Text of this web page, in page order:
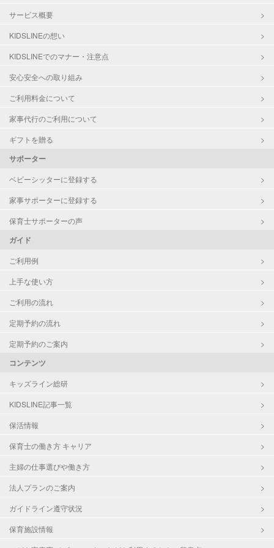
サービス概要
KIDSLINEの想い
KIDSLINEでのマナー・注意点
安心安全への取り組み
ご利用料金について
家事代行のご利用について
ギフトを贈る
サポーター
ベビーシッターに登録する
家事サポーターに登録する
保育士サポーターの声
ガイド
ご利用例
上手な使い方
ご利用の流れ
定期予約の流れ
定期予約のご案内
コンテンツ
キッズライン総研
KIDSLINE記事一覧
保活情報
保育士の働き方 キャリア
主婦の仕事選びや働き方
法人プランのご案内
ガイドライン遵守状況
保育施設情報